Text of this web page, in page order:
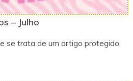
– Julho
se trata de um artigo protegido.